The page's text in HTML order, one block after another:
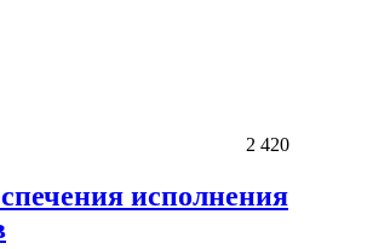
2 420
исполнения